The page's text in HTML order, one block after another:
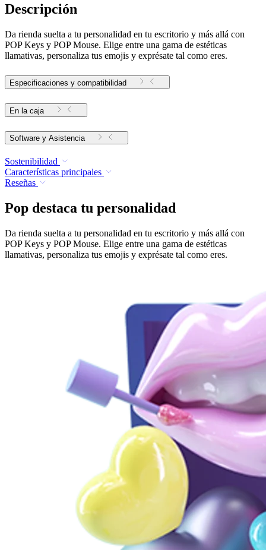
Descripción
Da rienda suelta a tu personalidad en tu escritorio y más allá con
POP Keys y POP Mouse. Elige entre una gama de estéticas
llamativas, personaliza tus emojis y exprésate tal como eres.
Especificaciones y compatibilidad
En la caja
Software y Asistencia
Sostenibilidad
Características principales
Reseñas
Pop destaca tu personalidad
Da rienda suelta a tu personalidad en tu escritorio y más allá con
POP Keys y POP Mouse. Elige entre una gama de estéticas
llamativas, personaliza tus emojis y exprésate tal como eres.